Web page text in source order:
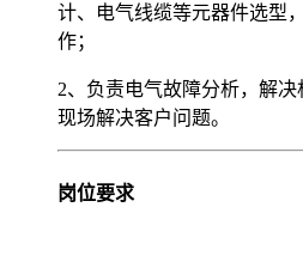
计、电气线缆等元器件选型
作；
2、负责电气故障分析，解
现场解决客户问题。
岗位要求